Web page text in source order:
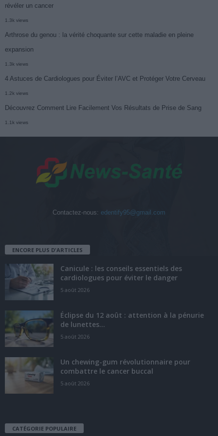
révéler un cancer
1.3k views
Arthrose du genou : la vérité choquante sur cette maladie en pleine
expansion
1.3k views
4 Astuces de Cardiologues pour Éviter l’AVC et Protéger Votre Cerveau
1.2k views
Découvrez Comment Lire Facilement Vos Résultats de Prise de Sang
1.1k views
Contactez-nous: edentify95@gmail.com
ENCORE PLUS D'ARTICLES
Canicule : les conseils essentiels des
cardiologues pour éviter le danger
5 août 2026
Éclipse du 12 août : attention à la pénurie
de lunettes...
5 août 2026
Un chewing-gum révolutionnaire pour
combattre le cancer buccal
5 août 2026
CATÉGORIE POPULAIRE